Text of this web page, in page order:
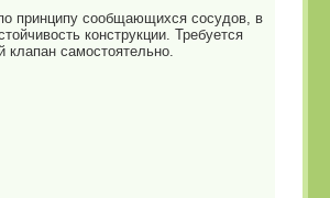
принципу сообщающихся сосудов, в
конструкции. Требуется
клапан самостоятельно.